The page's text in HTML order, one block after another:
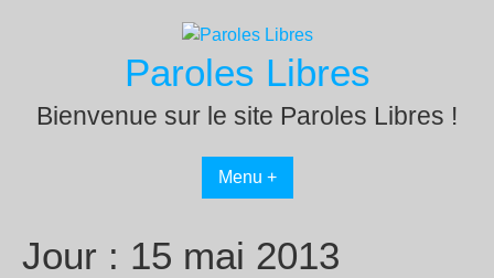
Paroles Libres
Bienvenue sur le site Paroles Libres !
Menu +
Jour : 15 mai 2013